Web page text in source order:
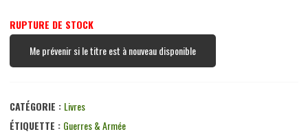
RUPTURE DE STOCK
Me prévenir si le titre est à nouveau disponible
CATÉGORIE : Livres
ÉTIQUETTE : Guerres & Armée